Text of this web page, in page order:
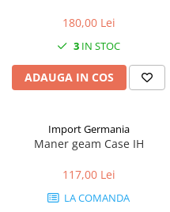
1.5.2. Cuzineti si accesorii
1.5.4. Piese de schimb pentru
1.5.5. Pistoane & camasi piston
1.5.6. Răcire
180,00 Lei
3 IN STOC
ADAUGA IN COS
Import Germania
Maner geam Case IH
117,00 Lei
LA COMANDA